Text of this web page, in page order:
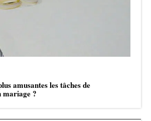
amusantes les tâches de
mariage ?